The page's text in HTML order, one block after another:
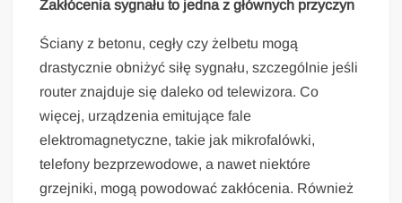
Zakłócenia sygnału to jedna z głównych przyczyn
Ściany z betonu, cegły czy żelbetu mogą
drastycznie obniżyć siłę sygnału, szczególnie jeśli
router znajduje się daleko od telewizora. Co
więcej, urządzenia emitujące fale
elektromagnetyczne, takie jak mikrofalówki,
telefony bezprzewodowe, a nawet niektóre
grzejniki, mogą powodować zakłócenia. Również